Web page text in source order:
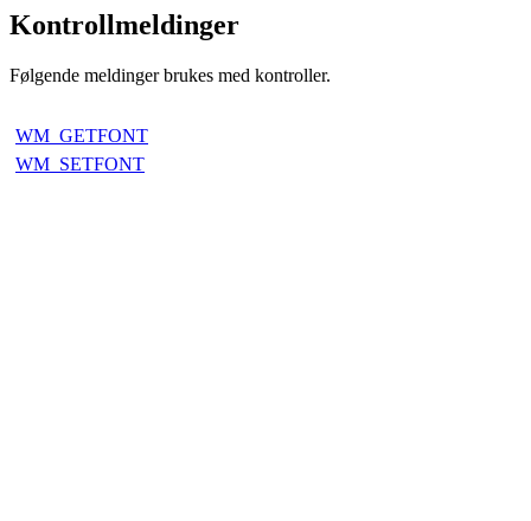
Kontrollmeldinger
Følgende meldinger brukes med kontroller.
WM_GETFONT
WM_SETFONT